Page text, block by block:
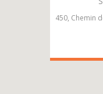
450, Chemin